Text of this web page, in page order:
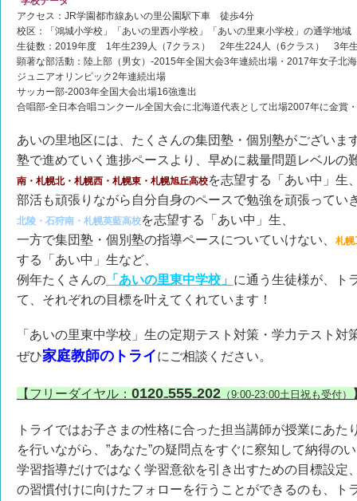
アクセス：JR学園都市線あいの里公園駅下車 徒歩4分
校区：「鴻城小学校」「あいの里西小学校」「あいの里東小学校」の通学地域
生徒数：2019年度 1年生239人（7クラス） 2年生224人（6クラス） 3年
顕著な部活動：陸上部（男女）-2015年全国大会3年連続出場・2017年女子北
ジュニアオリンピック2年連続出場
サッカー部-2003年全国大会出場16強進出
合唱部-全日本合唱コンクール全国大会に北海道代表として出場2007年に金賞
あいの里地区には、たくさんの集団塾・個別塾がございま
塾で進めていく進捗ペースより、早めに裁量問題レベルの
南・札幌北・札幌西・札幌東・札幌旭丘高校を志望する「あい中」生
部活も頑張りながら自分自身のペースで勉強を頑張ってい
北陵・石狩南・札幌英藍高校を志望する「あい中」生、
一方で集団塾・個別塾の指導ペースについていけない、
札幌
する「あい中」生など、
例年たくさんの 「あいの里東中学校」 に通う生徒様が、ト
て、それぞれの目標を叶えてくれています！
「あいの里東中学校」生の定期テスト対策・学力テスト対
ぜひ家庭教師のトライにご相談ください。
【フリーダイヤル： 0120₋555₋202 （9:00-23:00土日祝も受付）
トライではお子さまの性格に合った担当講師が授業にあた
を行いながら、”あなた”の疑問点をすぐに察知して納得の
学習指導だけではなく学習意欲を引き出すための目標設定
の習慣付けに向けたフォローを行うことができるのも、ト